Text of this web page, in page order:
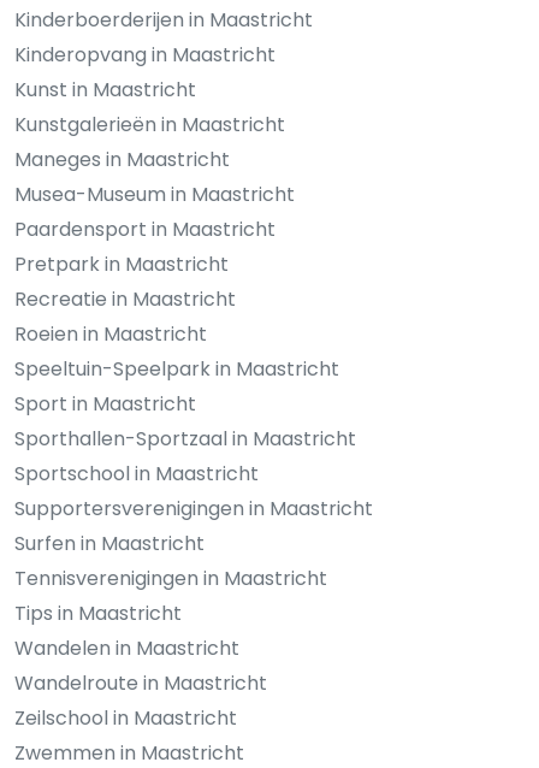
Kinderboerderijen in Maastricht
Kinderopvang in Maastricht
Kunst in Maastricht
Kunstgalerieën in Maastricht
Maneges in Maastricht
Musea-Museum in Maastricht
Paardensport in Maastricht
Pretpark in Maastricht
Recreatie in Maastricht
Roeien in Maastricht
Speeltuin-Speelpark in Maastricht
Sport in Maastricht
Sporthallen-Sportzaal in Maastricht
Sportschool in Maastricht
Supportersverenigingen in Maastricht
Surfen in Maastricht
Tennisverenigingen in Maastricht
Tips in Maastricht
Wandelen in Maastricht
Wandelroute in Maastricht
Zeilschool in Maastricht
Zwemmen in Maastricht